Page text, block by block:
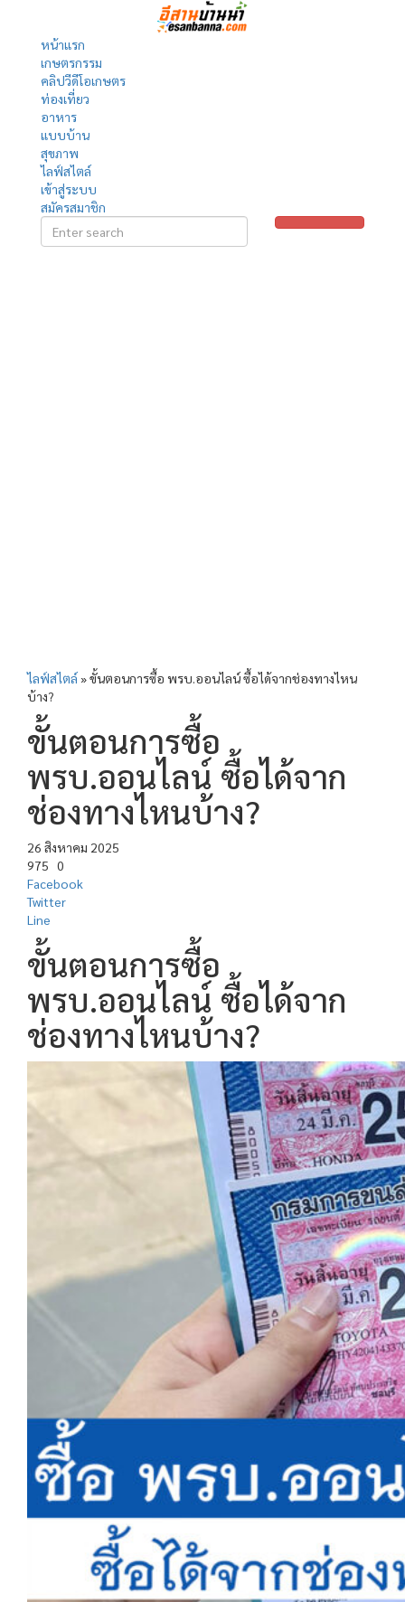
หน้าแรก
เกษตรกรรม
คลิปวีดีโอเกษตร
ท่องเที่ยว
อาหาร
แบบบ้าน
สุขภาพ
ไลฟ์สไตล์
เข้าสู่ระบบ
สมัครสมาชิก
ไลฟ์สไตล์»ขั้นตอนการซื้อ พรบ.ออนไลน์ ซื้อได้จากช่องทางไหน
บ้าง?
ขั้นตอนการซื้อ
พรบ.ออนไลน์ ซื้อได้จาก
ช่องทางไหนบ้าง?
26 สิงหาคม 2025
975 0
Facebook
Twitter
Line
ขั้นตอนการซื้อ
พรบ.ออนไลน์ ซื้อได้จาก
ช่องทางไหนบ้าง?